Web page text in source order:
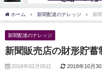
ホーム 新聞配達のナレッジ 新
新聞配達のナレッジ
新聞販売店の財形貯蓄
2018年02月05日 2018年10月30